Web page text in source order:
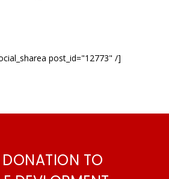
post_id="12773" /]
TO